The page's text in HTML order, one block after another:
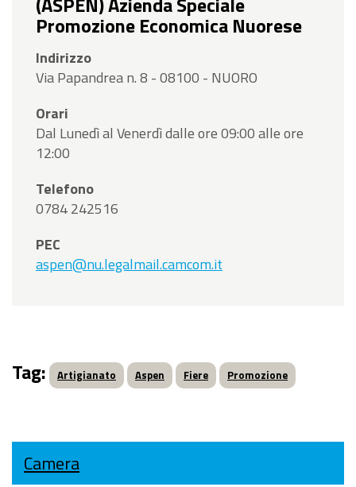
Promozione Economica Nuorese
Indirizzo
Via Papandrea n. 8 - 08100 - NUORO
Orari
Dal Lunedì al Venerdì dalle ore 09:00 alle ore
12:00
Telefono
0784 242516
PEC
aspen@nu.legalmail.camcom.it
Tag: Artigianato Aspen Fiere Promozione
Camera